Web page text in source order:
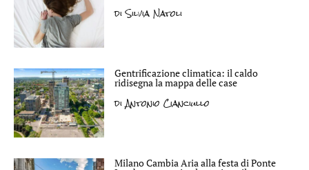
diSilvia Natoli
Gentrificazione climatica: il caldo
ridisegna la mappa delle case
diAntonio Cianciullo
Milano Cambia Aria alla festa di Ponte